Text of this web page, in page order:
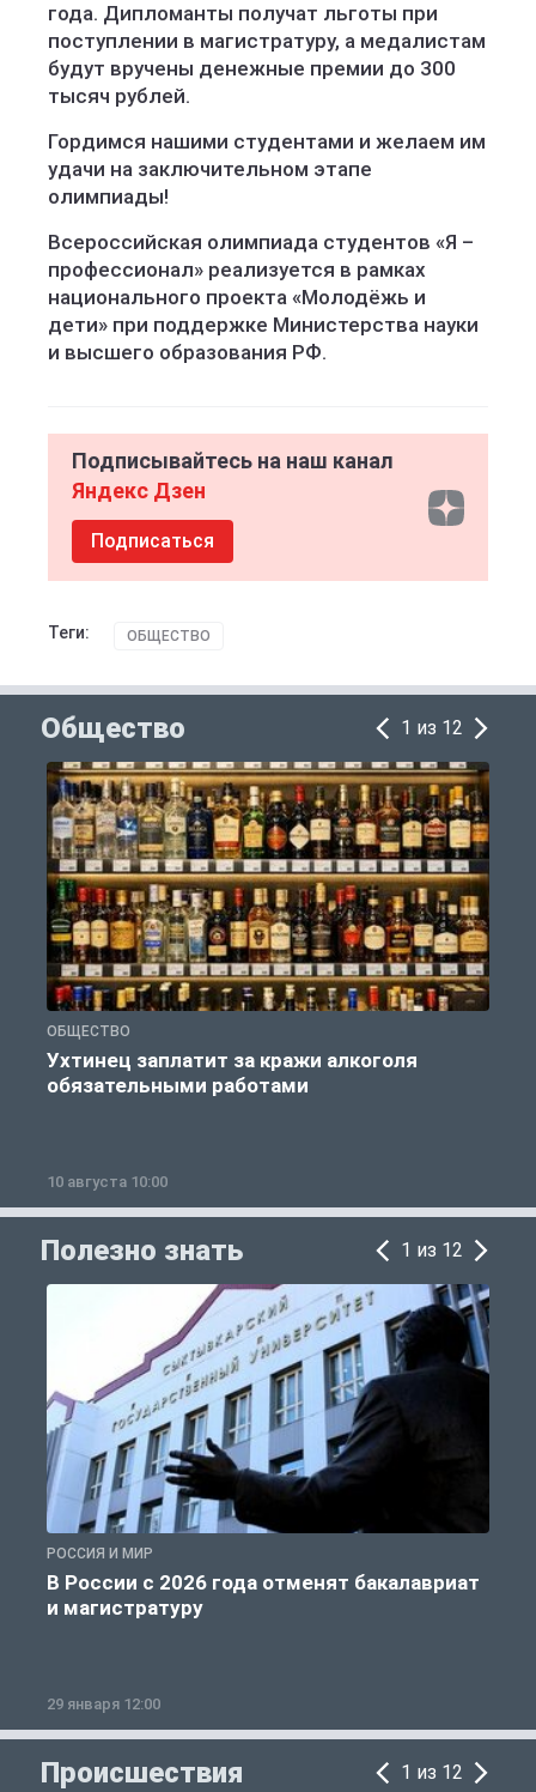
года. Дипломанты получат льготы при
поступлении в магистратуру, а медалистам
будут вручены денежные премии до 300
тысяч рублей.
Гордимся нашими студентами и желаем им
удачи на заключительном этапе
олимпиады!
Всероссийская олимпиада студентов «Я –
профессионал» реализуется в рамках
национального проекта «Молодёжь и
дети» при поддержке Министерства науки
и высшего образования РФ.
Подписывайтесь на наш канал
Яндекс Дзен
Подписаться
Теги: ОБЩЕСТВО
Общество 1 из 12
ОБЩЕСТВО
Ухтинец заплатит за кражи алкоголя
обязательными работами
10 августа 10:00
Полезно знать 1 из 12
РОССИЯ И МИР
В России с 2026 года отменят бакалавриат
и магистратуру
29 января 12:00
Происшествия 1 из 12